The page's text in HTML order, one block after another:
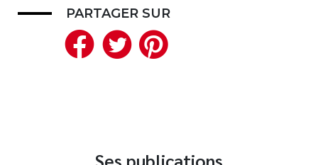
Meilleurs vendeurs
Page vedette
PARTAGER SUR
Facebook
Twitter